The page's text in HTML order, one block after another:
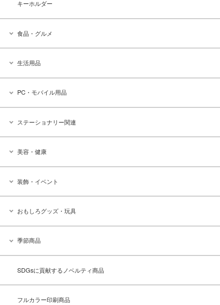
キーホルダー
食品・グルメ
生活用品
PC・モバイル用品
ステーショナリー関連
美容・健康
装飾・イベント
おもしろグッズ・玩具
季節商品
SDGsに貢献するノベルティ商品
フルカラー印刷商品